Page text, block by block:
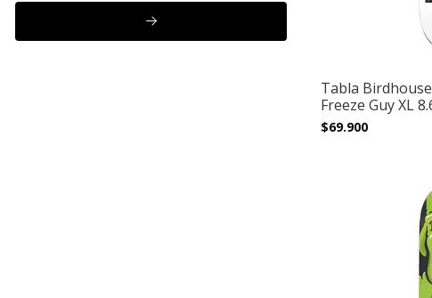
Tabla
Freeze Guy XL
$69.900